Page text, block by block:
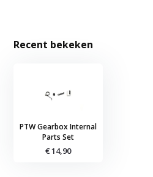
Recent bekeken
PTW Gearbox Internal
Parts Set
€ 14,90